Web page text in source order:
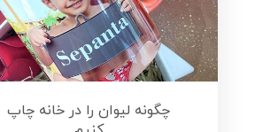
چگونه لیوان را در خانه چاپ